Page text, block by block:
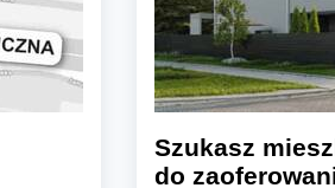
Szukasz
do